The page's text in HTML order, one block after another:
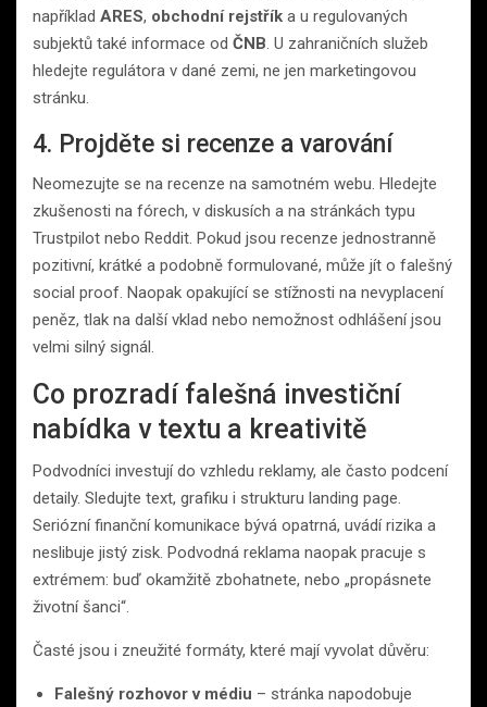
například ARES, obchodní rejstřík a u regulovaných
subjektů také informace od ČNB. U zahraničních služeb
hledejte regulátora v dané zemi, ne jen marketingovou
stránku.
4. Projděte si recenze a varování
Neomezujte se na recenze na samotném webu. Hledejte
zkušenosti na fórech, v diskusích a na stránkách typu
Trustpilot nebo Reddit. Pokud jsou recenze jednostranně
pozitivní, krátké a podobně formulované, může jít o falešný
social proof. Naopak opakující se stížnosti na nevyplacení
peněz, tlak na další vklad nebo nemožnost odhlášení jsou
velmi silný signál.
Co prozradí falešná investiční
nabídka v textu a kreativitě
Podvodníci investují do vzhledu reklamy, ale často podcení
detaily. Sledujte text, grafiku i strukturu landing page.
Seriózní finanční komunikace bývá opatrná, uvádí rizika a
neslibuje jistý zisk. Podvodná reklama naopak pracuje s
extrémem: buď okamžitě zbohatnete, nebo „propásnete
životní šanci“.
Časté jsou i zneužité formáty, které mají vyvolat důvěru:
Falešný rozhovor v médiu – stránka napodobuje